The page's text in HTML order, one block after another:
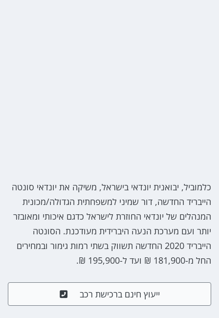
כלמוביל, יבואנית יונדאי בישראל, משיקה את יונדאי סונטה
הייבריד החדשה, דור שמיני למשפחתית הגדולה/מכונית
המנהלים של יונדאי החוזרת לישראל כדגם איכותי ומאובזר
יותר ועם מערכת הנעה היברידית מעודכנת. הסונטה
הייבריד 2020 החדשה תשווק בשתי רמות גימור ובמחירים
החל מ-181,900 ₪ ועד ל-195,900 ₪.
ייעוץ חינם ברכישת רכב